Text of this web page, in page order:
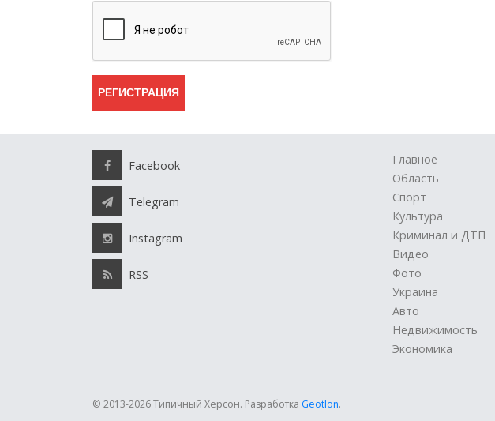
Facebook
Telegram
Instagram
RSS
Главное
Область
Спорт
Культура
Криминал и ДТП
Видео
Фото
Украина
Авто
Недвижимость
Экономика
© 2013-2026 Типичный Херсон. Разработка Geotlon.